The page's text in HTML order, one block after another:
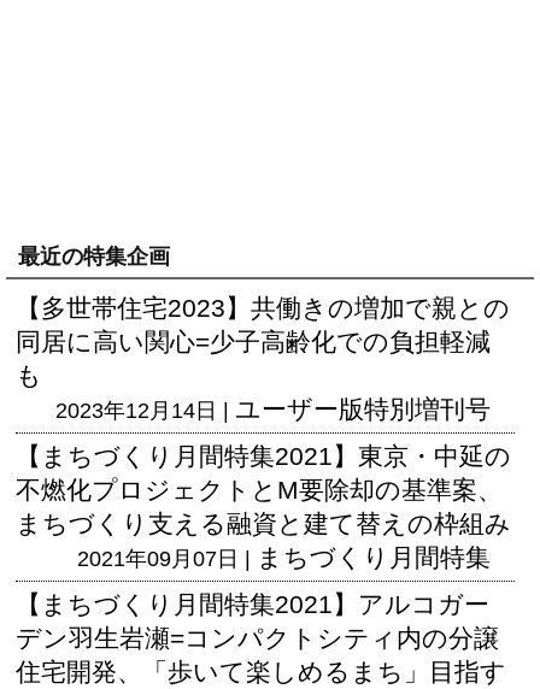
最近の特集企画
【多世帯住宅2023】共働きの増加で親との
同居に高い関心=少子高齢化での負担軽減
も
2023年12月14日 | ユーザー版特別増刊号
【まちづくり月間特集2021】東京・中延の
不燃化プロジェクトとM要除却の基準案、
まちづくり支える融資と建て替えの枠組み
2021年09月07日 | まちづくり月間特集
【まちづくり月間特集2021】アルコガー
デン羽生岩瀬=コンパクトシティ内の分譲
住宅開発、「歩いて楽しめるまち」目指す